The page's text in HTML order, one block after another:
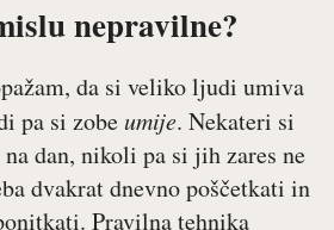
nepravilne?
da si veliko ljudi umiva
pa si zobeumije. Nekateri si
dan, nikoli pa si jih zares ne
dvakrat dnevno poščetkati in
Pravilna tehnika